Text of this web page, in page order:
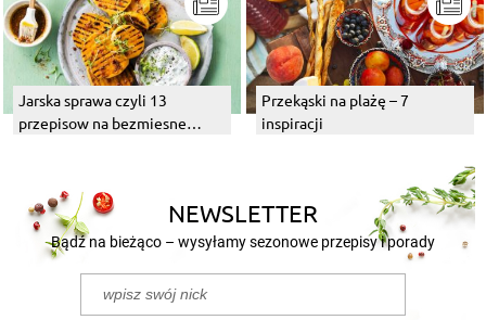
Jarska sprawa czyli 13
przepisow na bezmiesne
Przekąski na plażę – 7
inspiracji
NEWSLETTER
Bądź na bieżąco – wysyłamy sezonowe przepisy i porady